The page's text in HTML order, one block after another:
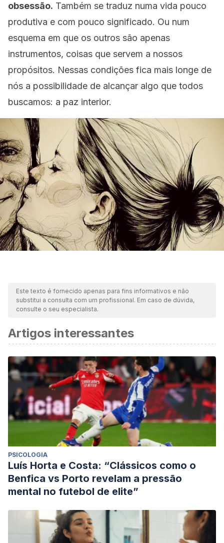
obsessão. Também se traduz numa vida pouco
produtiva e com pouco significado. Ou num
esquema em que os outros são apenas
instrumentos, coisas que servem a nossos
propósitos. Nessas condições fica mais longe de
nós a possibilidade de alcançar algo que todos
buscamos: a paz interior.
Este texto é fornecido apenas para fins informativos e não
substitui a consulta com um profissional. Em caso de dúvida,
consulte o seu especialista.
Artigos interessantes
PSICOLOGIA
Luís Horta e Costa: “Clássicos como o
Benfica vs Porto revelam a pressão
mental no futebol de elite”